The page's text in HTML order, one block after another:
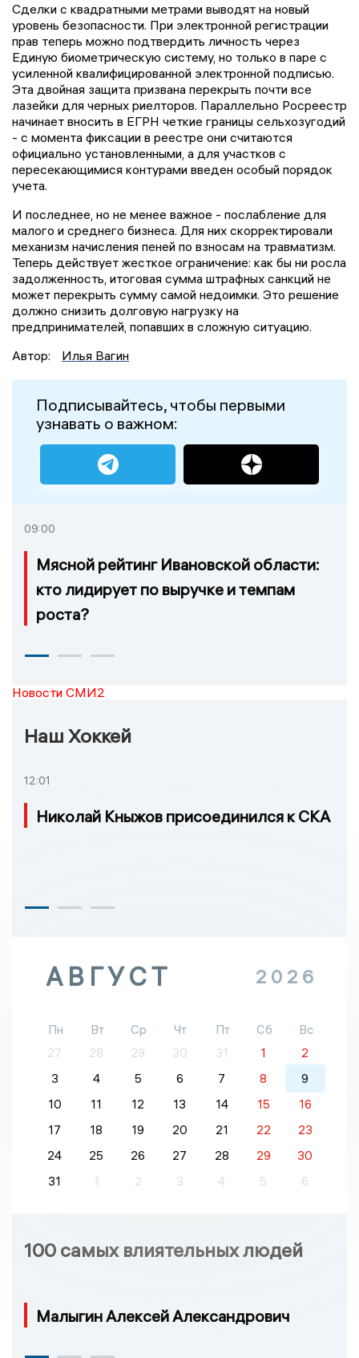
Сделки с квадратными метрами выводят на новый
уровень безопасности. При электронной регистрации
прав теперь можно подтвердить личность через
Единую биометрическую систему, но только в паре с
усиленной квалифицированной электронной подписью.
Эта двойная защита призвана перекрыть почти все
лазейки для черных риелторов. Параллельно Росреестр
начинает вносить в ЕГРН четкие границы сельхозугодий
- с момента фиксации в реестре они считаются
официально установленными, а для участков с
пересекающимися контурами введен особый порядок
учета.
И последнее, но не менее важное - послабление для
малого и среднего бизнеса. Для них скорректировали
механизм начисления пеней по взносам на травматизм.
Теперь действует жесткое ограничение: как бы ни росла
задолженность, итоговая сумма штрафных санкций не
может перекрыть сумму самой недоимки. Это решение
должно снизить долговую нагрузку на
предпринимателей, попавших в сложную ситуацию.
Автор:
Илья Вагин
Подписывайтесь, чтобы первыми
узнавать о важном:
09:00
Мясной рейтинг Ивановской области:
кто лидирует по выручке и темпам
роста?
Новости СМИ2
Наш Хоккей
12:01
Николай Кныжов присоединился к СКА
АВГУСТ 2026
Пн Вт Ср Чт Пт Сб
Вс
27
28 29 30 31 1
2
3
4 5 6 7 8
9
10
11 12 13 14 15
16
17
18 19 20 21 22
23
24
25 26 27 28 29
30
31
1 2 3 4 5 6
100 самых влиятельных людей
Малыгин Алексей Александрович